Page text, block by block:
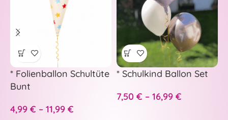
* Folienballon Schultüte
Bunt
4,99 € – 11,99 €
* Schulkind Ballon Set
7,50 € – 16,99 €